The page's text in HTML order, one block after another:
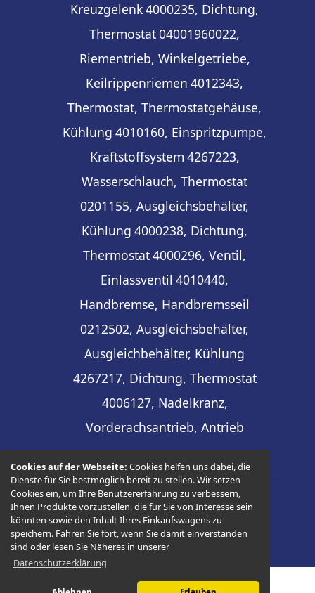
Cookies auf der Webseite:Cookies helfen uns dabei, die
Dienste für Sie bestmöglich bereit zu stellen. Wir setzen
Cookies ein, um Ihre Benutzererfahrung zu verbessern,
Ihnen Produkte vorzustellen, die für Sie von Interesse sein
könnten sowie den Inhalt Ihres Einkaufswagens zu
speichern. Fahren Sie fort, wenn Sie damit einverstanden
sind oder lesen Sie Näheres in unserer
Datenschutzerklärung
Kreuzgelenk4000235, Dichtung,
Thermostat04001960022,
Riementrieb, Winkelgetriebe,
Keilrippenriemen 4012343,
Thermostat, Thermostatgehäuse,
Kühlung 4010160, Einspritzpumpe,
Kraftstoffsystem 4267223,
Wasserschlauch, Thermostat
0201155, Ausgleichsbehälter,
Kühlung 4000238, Dichtung,
Thermostat4000296, Ventil,
Einlassventil 4010440,
Handbremse, Handbremsseil
0212502, Ausgleichsbehälter,
Ausgleichbehälter, Kühlung
4267217, Dichtung, Thermostat
4006127, Nadelkranz,
Vorderachsantrieb, Antrieb
© 2026 -Thüringer Ersatzteilhandel